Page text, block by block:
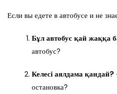
Если вы едете в автобусе и не
Бұл автобус қай жаққа
автобус?
Келесі аялдама қандай?
остановка?